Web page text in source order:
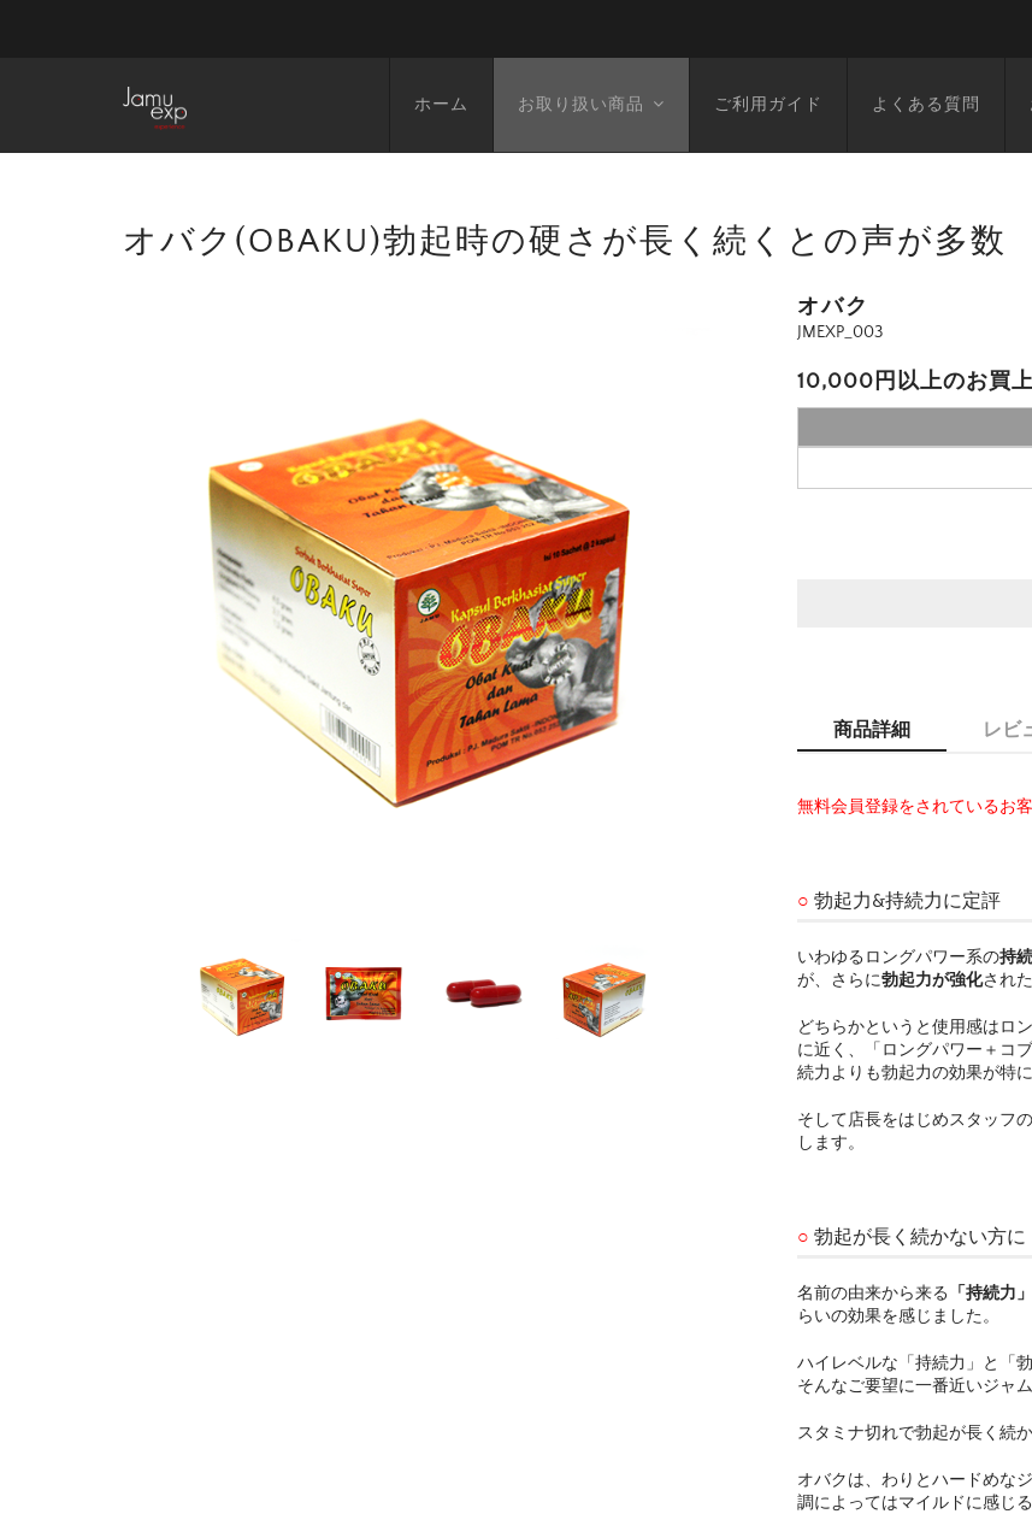
ホーム お取り扱い商品 ご利用ガイド よくある質問
オバク(OBAKU)勃起時の硬さが長く続くとの声が多数
オバク
JMEXP_003
10,000円以上のお買
商品詳細 レビ
無料会員登録をされているお
○ 勃起力&持続力に定評
いわゆるロングパワー系の持
が、さらに勃起力が強化され
どちらかというと使用感はロ
に近く、「ロングパワー＋コ
続力よりも勃起力の効果が特
そして店長をはじめスタッフ
します。
○ 勃起が長く続かない方に
名前の由来から来る 「持続力
らいの効果を感じました。
ハイレベルな「持続力」と「
そんなご要望に一番近いジャ
スタミナ切れで勃起が長く続
オバクは、わりとハードめな
調によってはマイルドに感じ